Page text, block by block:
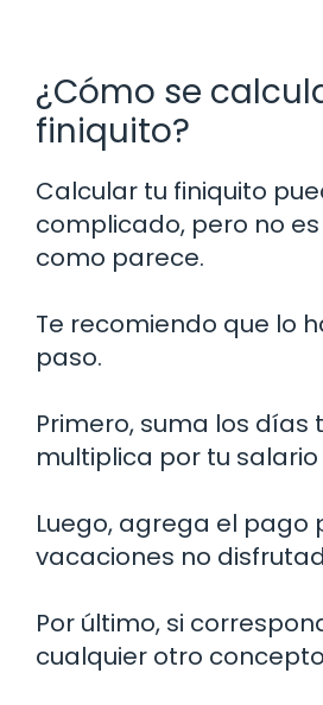
¿Cómo se
finiquito?
Calcular tu finiquito
complicado, pero no
como parece.
Te recomiendo que lo
paso.
Primero, suma los
multiplica por tu salario
Luego, agrega el pago
vacaciones no
Por último, si
cualquier otro